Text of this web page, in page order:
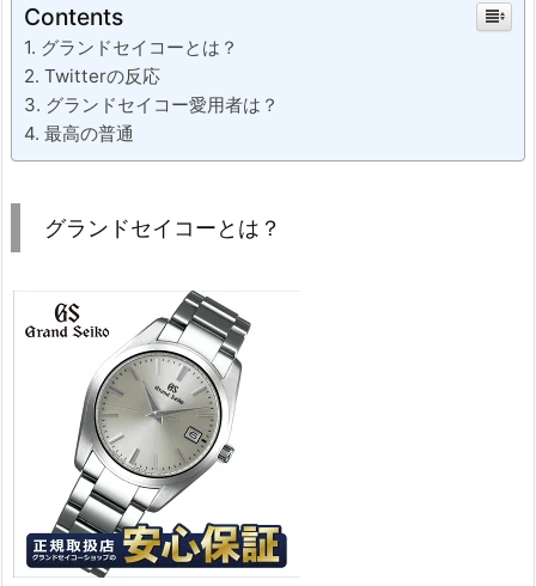
Contents
グランドセイコーとは？
Twitterの反応
グランドセイコー愛用者は？
最高の普通
グランドセイコーとは？